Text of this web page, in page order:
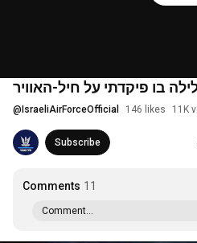
בו פיקדתי על חיל-האוויר
@ IsraeliAirForceOfficial 146 likes 11K
Subscribe
Comments 11
Comment...